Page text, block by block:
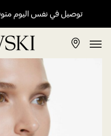
توصيل في نفس اليوم متوفر